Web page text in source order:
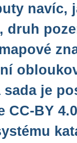
navíc,
druh
je
CC-BY